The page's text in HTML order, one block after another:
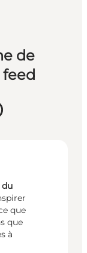
de
du
que
que
à